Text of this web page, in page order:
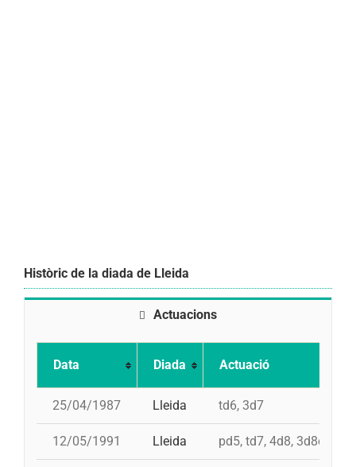
Històric de la diada de Lleida
Actuacions
Data Diada Actuació
25/04/1987 Lleida td6, 3d7
12/05/1991 Lleida pd5, td7, 4d8, 3d8c